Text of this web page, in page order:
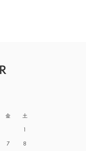
金 土
1
7 8